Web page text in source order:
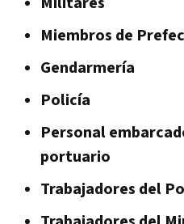
Miembros de
Gendarmería
Policía
Personal
portuario
Trabajadores del